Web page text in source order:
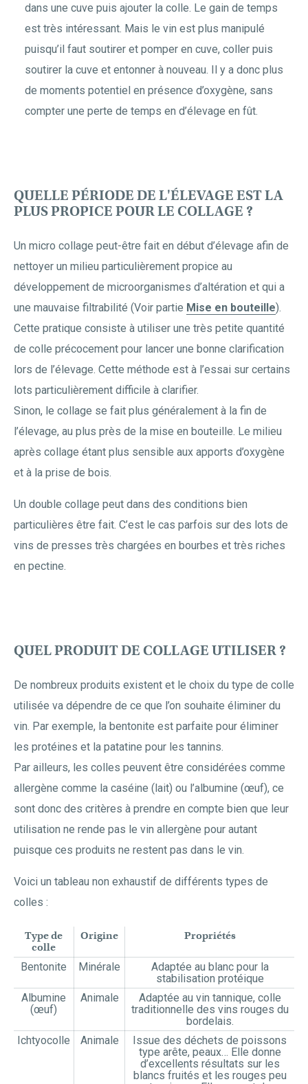
dans une cuve puis ajouter la colle. Le gain de temps
est très intéressant. Mais le vin est plus manipulé
puisqu’il faut soutirer et pomper en cuve, coller puis
soutirer la cuve et entonner à nouveau. Il y a donc plus
de moments potentiel en présence d’oxygène, sans
compter une perte de temps en d’élevage en fût.
QUELLE PÉRIODE DE L'ÉLEVAGE EST LA
PLUS PROPICE POUR LE COLLAGE ?
Un micro collage peut-être fait en début d’élevage afin de
nettoyer un milieu particulièrement propice au
développement de microorganismes d’altération et qui a
une mauvaise filtrabilité (Voir partie Mise en bouteille).
Cette pratique consiste à utiliser une très petite quantité
de colle précocement pour lancer une bonne clarification
lors de l’élevage. Cette méthode est à l’essai sur certains
lots particulièrement difficile à clarifier.
Sinon, le collage se fait plus généralement à la fin de
l’élevage, au plus près de la mise en bouteille. Le milieu
après collage étant plus sensible aux apports d’oxygène
et à la prise de bois.
Un double collage peut dans des conditions bien
particulières être fait. C’est le cas parfois sur des lots de
vins de presses très chargées en bourbes et très riches
en pectine.
QUEL PRODUIT DE COLLAGE UTILISER ?
De nombreux produits existent et le choix du type de colle
utilisée va dépendre de ce que l’on souhaite éliminer du
vin. Par exemple, la bentonite est parfaite pour éliminer
les protéines et la patatine pour les tannins.
Par ailleurs, les colles peuvent être considérées comme
allergène comme la caséine (lait) ou l’albumine (œuf), ce
sont donc des critères à prendre en compte bien que leur
utilisation ne rende pas le vin allergène pour autant
puisque ces produits ne restent pas dans le vin.
Voici un tableau non exhaustif de différents types de
colles :
Type de
colle
Origine Propriétés
Bentonite Minérale
Adaptée au blanc pour la
stabilisation protéique
Albumine
(œuf)
Animale
Adaptée au vin tannique, colle
traditionnelle des vins rouges du
bordelais.
Ichtyocolle
Animale
Issue des déchets de poissons
type arête, peaux… Elle donne
d’excellents résultats sur les
blancs fruités et les rouges peu